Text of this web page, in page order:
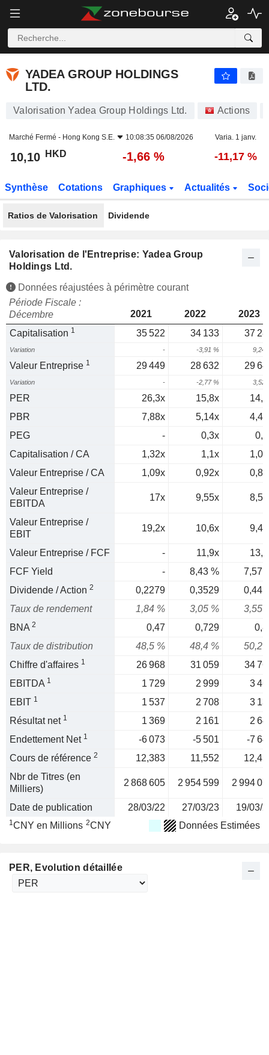
YADEA GROUP HOLDINGS
LTD.
Valorisation Yadea Group Holdings Ltd. Actions
Marché Fermé - Hong Kong S.E. 10:08:35 06/08/2026 Varia. 1 janv.
10,10 HKD -1,66 % -11,17 %
Synthèse Cotations Graphiques Actualités
Ratios de Valorisation Dividende
Valorisation de l'Entreprise: Yadea Group
Holdings Ltd.
Données réajustées à périmètre courant
Période Fiscale :
Décembre
2021 2022
2023
Capitalisation 1 35 522 34 133 37
Variation - -3,91 % 9,24
Valeur Entreprise 1 29 449 28 632 29
Variation - -2,77 % 3,52
PER 26,3x 15,8x
PBR
7,88x 5,14x
PEG
- 0,3x
Capitalisation / CA
1,32x 1,1x
Valeur Entreprise / CA
1,09x 0,92x
Valeur Entreprise /
EBITDA
17x 9,55x
Valeur Entreprise /
EBIT
19,2x 10,6x
Valeur Entreprise / FCF - 11,9x
FCF Yield
- 8,43 %
7,57
Dividende / Action 2 0,2279 0,3529
Taux de rendement
1,84 % 3,05 %
3,55
BNA 2 0,47 0,729
Taux de distribution
48,5 % 48,4 %
50,2
Chiffre d'affaires 1 26 968 31 059
34
EBITDA 1 1 729 2 999
3
EBIT 1 1 537 2 708
3
Résultat net 1 1 369 2 161
2
Endettement Net 1 -6 073 -5 501
-7
Cours de référence 2 12,383 11,552
Nbr de Titres (en
Milliers)
2 868 605 2 954 599 2 994
Date de publication 28/03/22 27/03/23 19/03/
1CNY en Millions 2CNY Données Estimées
PER, Evolution détaillée